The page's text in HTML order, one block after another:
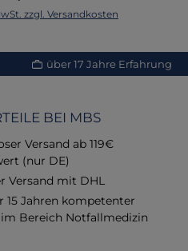
besondere
ist nicht im
zzgl. Versandkosten
Warenkorb
über 17 Jahre Erfahrung
BEI MBS
Versand ab 119€
(nur DE)
Versand mit DHL
15 Jahren kompetenter
Bereich Notfallmedizin